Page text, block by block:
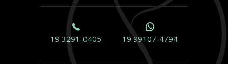
19 3291-0405 19 99107-4794